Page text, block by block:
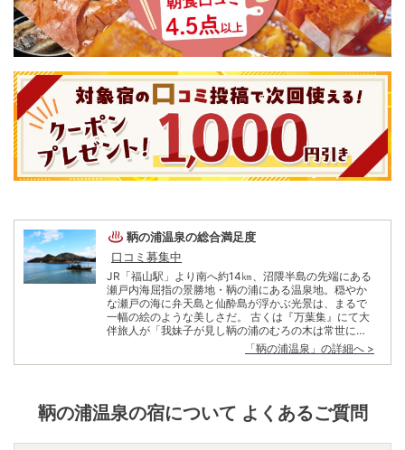
鞆の浦温泉の総合満足度
口コミ募集中
JR「福山駅」より南へ約14㎞、沼隈半島の先端にある
瀬戸内海屈指の景勝地・鞆の浦にある温泉地。穏やか
な瀬戸の海に弁天島と仙酔島が浮かぶ光景は、まるで
一幅の絵のような美しさだ。 古くは『万葉集』にて大
伴旅人が「我妹子が見し鞆の浦のむろの木は常世にあ
れど見し人ぞなき」と詠い、江戸時代には漢詩人・頼
山陽が「山紫水明」の熟語を詠み上げた場所ともいわ
て作られた温かい漁師町の風景がそのまま残り、多く
の旅人がその懐かしさに顔をほころばせるという。
「鞆の浦温泉 」の詳細へ >
鞆の浦温泉の宿について よくあるご質問